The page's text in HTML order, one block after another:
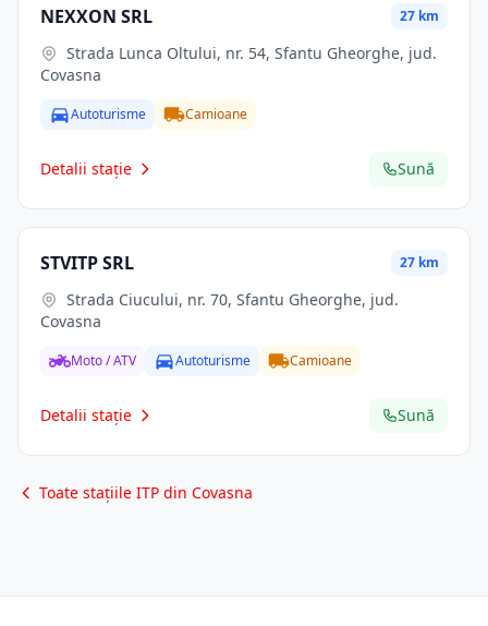
NEXXON SRL 27 km
Covasna
Autoturisme Camioane
Detalii stație Sună
STVITP SRL 27 km
Covasna
Moto / ATV Autoturisme Camioane
Detalii stație Sună
Toate stațiile ITP din Covasna